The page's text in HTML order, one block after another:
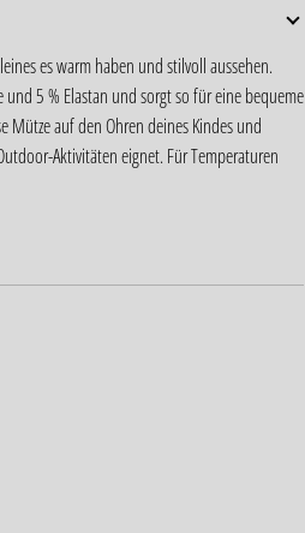
es warm haben und stilvoll aussehen.
5 % Elastan und sorgt so für eine bequeme
Mütze auf den Ohren deines Kindes und
Aktivitäten eignet. Für Temperaturen